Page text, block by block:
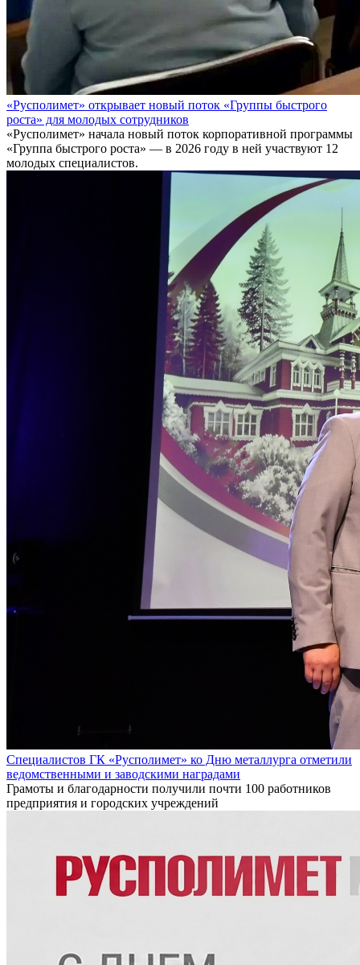
«Русполимет» открывает новый поток «Группы быстрого
роста» для молодых сотрудников
«Русполимет» начала новый поток корпоративной программы
«Группа быстрого роста» — в 2026 году в ней участвуют 12
молодых специалистов.
Специалистов ГК «Русполимет» ко Дню металлурга отметили
ведомственными и заводскими наградами
Грамоты и благодарности получили почти 100 работников
предприятия и городских учреждений